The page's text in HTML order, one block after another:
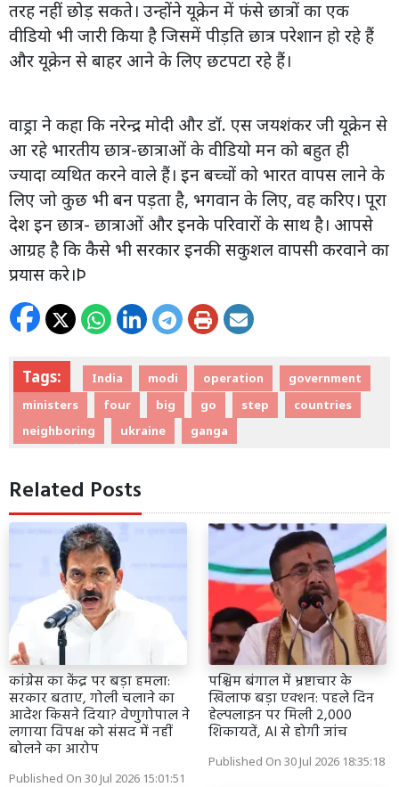
तरह नहीं छोड़ सकते। उन्होंने यूक्रेन में फंसे छात्रों का एक
वीडियो भी जारी किया है जिसमें पीड़ति छात्र परेशान हो रहे हैं
और यूक्रेन से बाहर आने के लिए छटपटा रहे हैं।
वाड्रा ने कहा कि नरेन्द्र मोदी और डॉ. एस जयशंकर जी यूक्रेन से
आ रहे भारतीय छात्र-छात्राओं के वीडियो मन को बहुत ही
ज्यादा व्यथित करने वाले हैं। इन बच्चों को भारत वापस लाने के
लिए जो कुछ भी बन पड़ता है, भगवान के लिए, वह करिए। पूरा
देश इन छात्र- छात्राओं और इनके परिवारों के साथ है। आपसे
आग्रह है कि कैसे भी सरकार इनकी सकुशल वापसी करवाने का
प्रयास करे।Þ
Tags: India modi operation
government
ministers
four big go step
countries
neighboring
ukraine ganga
Related Posts
कांग्रेस का केंद्र पर बड़ा हमला:
सरकार बताए, गोली चलाने का
आदेश किसने दिया? वेणुगोपाल ने
लगाया विपक्ष को संसद में नहीं
बोलने का आरोप
Published On 30 Jul 2026 15:01:51
पश्चिम बंगाल में भ्रष्टाचार के
खिलाफ बड़ा एक्शन: पहले दिन
हेल्पलाइन पर मिली 2,000
शिकायतें, AI से होगी जांच
Published On 30 Jul 2026 18:35:18